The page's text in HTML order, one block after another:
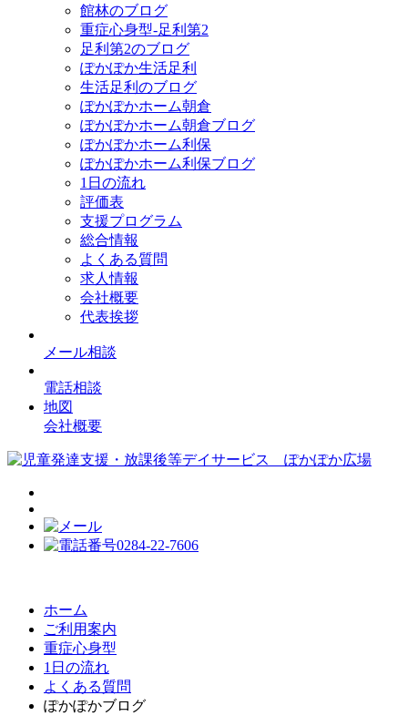
館林のブログ
重症心身型-足利第2
足利第2のブログ
ぽかぽか生活足利
生活足利のブログ
ぽかぽかホーム朝倉
ぽかぽかホーム朝倉ブログ
ぽかぽかホーム利保
ぽかぽかホーム利保ブログ
1日の流れ
評価表
支援プログラム
総合情報
よくある質問
求人情報
会社概要
代表挨拶
メール相談
電話相談
地図
会社概要
ホーム
ご利用案内
重症心身型
1日の流れ
よくある質問
ぽかぽかブログ